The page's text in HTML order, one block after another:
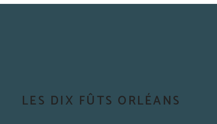
LES DIX FÛTS ORLÉANS